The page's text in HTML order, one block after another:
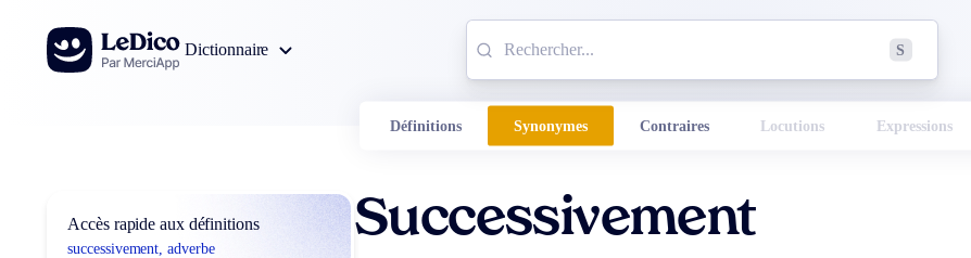
Aller au contenu
Dictionnaire
S
Définitions Synonymes Contraires Locutions Expressions
Accès rapide aux définitions
successivement, adverbe
Successivement